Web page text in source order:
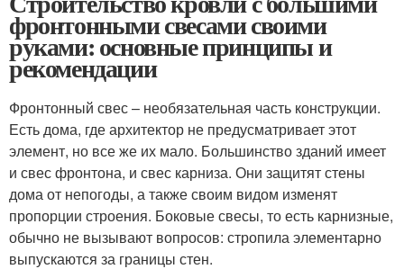
фронтонными свесами своими
руками: основные принципы и
рекомендации
Фронтонный свес – необязательная часть конструкции.
Есть дома, где архитектор не предусматривает этот
элемент, но все же их мало. Большинство зданий имеет
и свес фронтона, и свес карниза. Они защитят стены
дома от непогоды, а также своим видом изменят
пропорции строения. Боковые свесы, то есть карнизные,
обычно не вызывают вопросов: стропила элементарно
выпускаются за границы стен.